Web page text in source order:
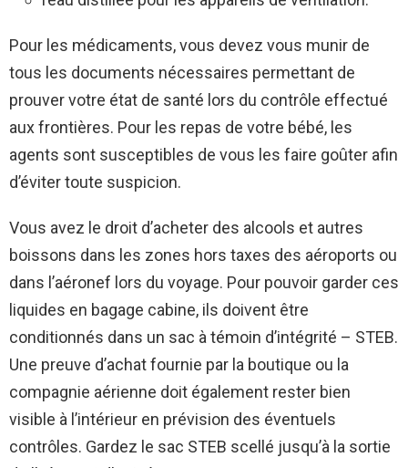
Pour les médicaments, vous devez vous munir de
tous les documents nécessaires permettant de
prouver votre état de santé lors du contrôle effectué
aux frontières. Pour les repas de votre bébé, les
agents sont susceptibles de vous les faire goûter afin
d’éviter toute suspicion.
Vous avez le droit d’acheter des alcools et autres
boissons dans les zones hors taxes des aéroports ou
dans l’aéronef lors du voyage. Pour pouvoir garder ces
liquides en bagage cabine, ils doivent être
conditionnés dans un sac à témoin d’intégrité – STEB.
Une preuve d’achat fournie par la boutique ou la
compagnie aérienne doit également rester bien
visible à l’intérieur en prévision des éventuels
contrôles. Gardez le sac STEB scellé jusqu’à la sortie